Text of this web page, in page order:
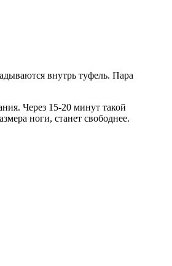
внутрь туфель. Пара
Через 15-20 минут такой
ноги, станет свободнее.